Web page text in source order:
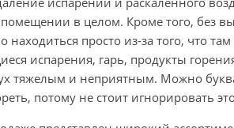
в целом. Кроме того, без
находиться просто из-за того, что
испарения, гарь, продукты
тяжелым и неприятным. Можно
потому не стоит игнорировать